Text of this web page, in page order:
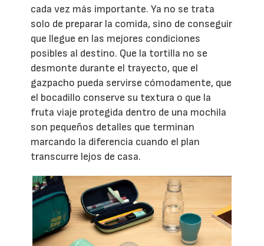
cada vez más importante. Ya no se trata
solo de preparar la comida, sino de conseguir
que llegue en las mejores condiciones
posibles al destino. Que la tortilla no se
desmonte durante el trayecto, que el
gazpacho pueda servirse cómodamente, que
el bocadillo conserve su textura o que la
fruta viaje protegida dentro de una mochila
son pequeños detalles que terminan
marcando la diferencia cuando el plan
transcurre lejos de casa.